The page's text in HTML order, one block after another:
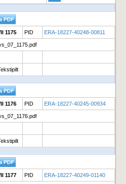
1175 PID ERA-18227-40248-00811
1176 PID ERA-18227-40245-00934
1177 PID ERA-18227-40249-01140